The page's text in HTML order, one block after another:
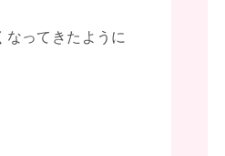
ってきたように